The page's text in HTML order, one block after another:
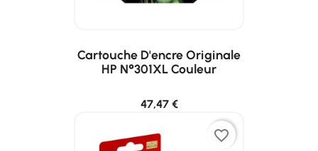
Cartouche D'encre Originale
HP N°301XL Couleur
47,47 €
favorite_border